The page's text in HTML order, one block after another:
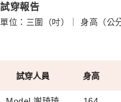
試穿報告
單位：三圍（吋）｜ 身高（公
試穿人員 身高